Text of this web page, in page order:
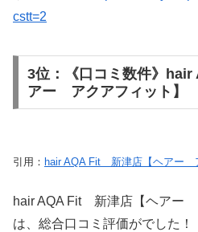
cstt=2
3位：《口コミ数件》
アー アクアフィット】
引用： hair AQA Fit 新津店【ヘアー
hair AQA Fit 新津店【ヘアー
は、総合口コミ評価がでした！